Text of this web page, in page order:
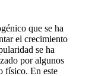
que se ha
el crecimiento
se ha
por algunos
físico. En este